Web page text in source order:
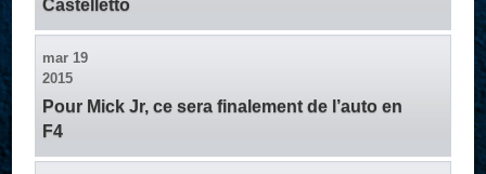
Castelletto
mar 19
2015
Pour Mick Jr, ce sera finalement de l’auto en
F4